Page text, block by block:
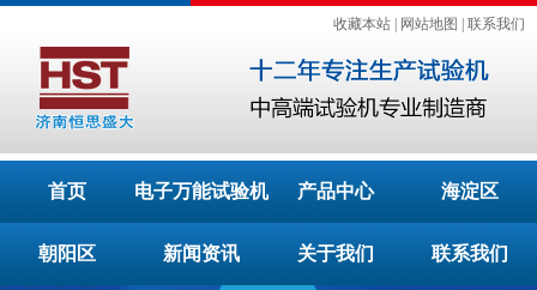
收藏本站 网站地图 联系我们
首页 电子万能试验机 产品中心 海淀区
朝阳区 新闻资讯 关于我们 联系我们